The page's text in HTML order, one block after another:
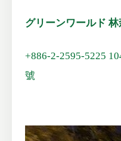
グリーンワールド 林
+886-2-2595-5225
號